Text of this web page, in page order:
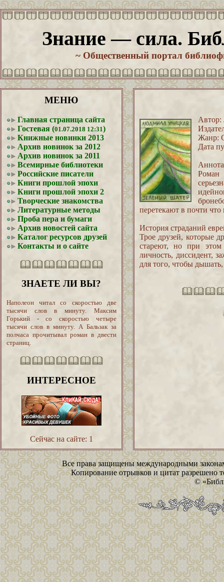
Знание — сила.
~ Общественный портал
МЕНЮ
Главная страница сайта
Гостевая (01.07.2018 12:31)
Книжные новинки 2013
Архив новинок за 2012
Архив новинок за 2011
Всемирные библиотеки
Российские писатели
Книги прошлой эпохи
Книги прошлой эпохи 2
Творческие знакомства
Литературные методы
Проба пера и бумаги
Архив новостей сайта
Каталог ресурсов друзей
Контакты и о сайте
ЗНАЕТЕ ЛИ ВЫ?
Наполеон читал со скоростью две
тысячи слов в минуту. Максим
Горький - со скоростью четыре
тысячи слов в минуту. А Бальзак за
полчаса прочитывал роман в двести
страниц.
ИНТЕРЕСНОЕ
Сейчас на сайте: 1
Автор:
Жанр:
Дата
Роман
перетекают в почти
История страданий
Трое друзей, которые
стареют, но при
личность, диссидент,
для того, чтобы
Все права защищены международными
Копирование отрывков и цитат разрешено
©